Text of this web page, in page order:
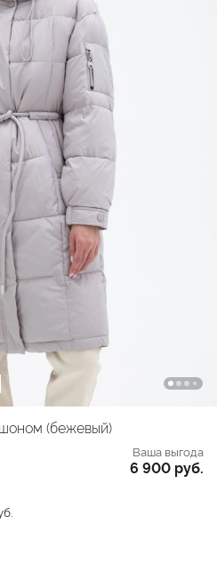
(бежевый)
Ваша выгода
6 900 руб.